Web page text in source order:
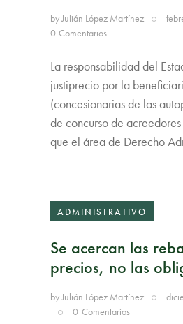
byJulián López Martínez
0 Comentarios
La responsabilidad del
justiprecio por la
(concesionarias de las
de concurso de
que el área de Derecho
ADMINISTRATIVO
Se acercan las
precios, no las
byJulián López Martínez
0 Comentarios